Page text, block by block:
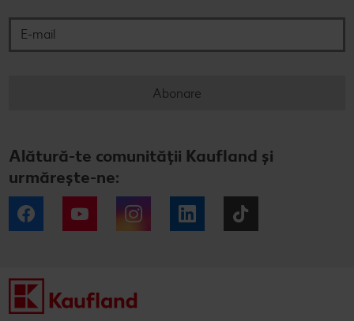
Abonare
Alătură-te comunității Kaufland și
urmărește-ne:
Facebook YouTube Instagram LinkedIn